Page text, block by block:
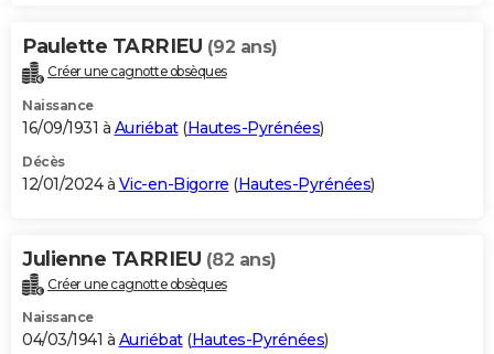
Paulette TARRIEU (92 ans)
Créer une cagnotte obsèques
Naissance
16/09/1931 à Auriébat(Hautes-Pyrénées)
Décès
12/01/2024 à Vic-en-Bigorre (Hautes-Pyrénées)
Julienne TARRIEU (82 ans)
Créer une cagnotte obsèques
Naissance
04/03/1941 à Auriébat(Hautes-Pyrénées)